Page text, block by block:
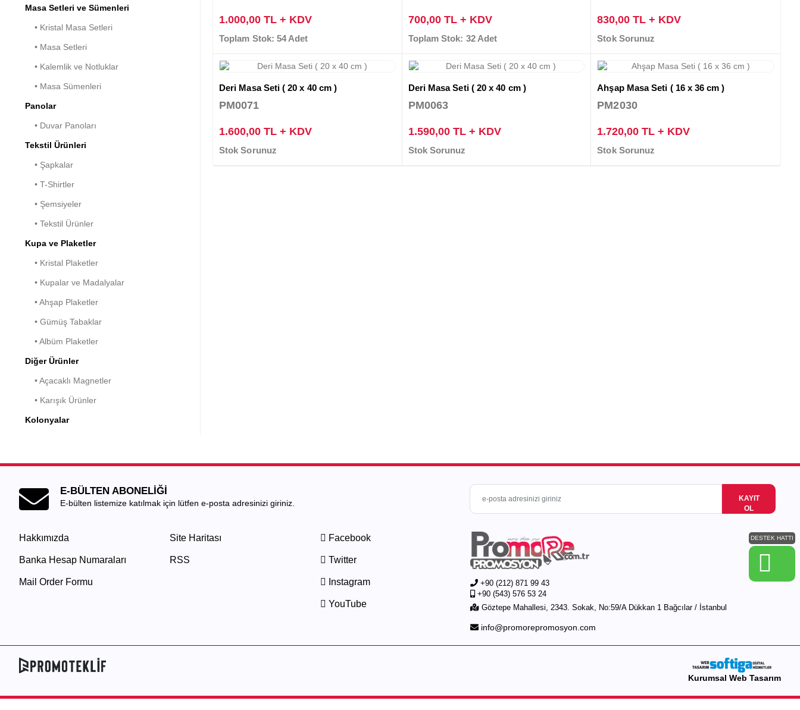
Masa Setleri ve Sümenleri
• Kristal Masa Setleri
• Masa Setleri
• Kalemlik ve Notluklar
• Masa Sümenleri
Panolar
• Duvar Panoları
Tekstil Ürünleri
• Şapkalar
• T-Shirtler
• Şemsiyeler
• Tekstil Ürünler
Kupa ve Plaketler
• Kristal Plaketler
• Kupalar ve Madalyalar
• Ahşap Plaketler
• Gümüş Tabaklar
• Albüm Plaketler
Diğer Ürünler
• Açacaklı Magnetler
• Karışık Ürünler
Kolonyalar
1.000,00 TL + KDV
Toplam Stok: 54 Adet
700,00 TL + KDV
Toplam Stok: 32 Adet
830,00 TL + KDV
Stok Sorunuz
Deri Masa Seti ( 20 x 40 cm )
PM0071
1.600,00 TL + KDV
Stok Sorunuz
Deri Masa Seti ( 20 x 40 cm )
PM0063
1.590,00 TL + KDV
Stok Sorunuz
Ahşap Masa Seti ( 16 x 36 cm )
PM2030
1.720,00 TL + KDV
Stok Sorunuz
DESTEK HATTI
E-BÜLTEN ABONELİĞİ
E-bülten listemize katılmak için lütfen e-posta adresinizi giriniz.
KAYIT
OL
Hakkımızda
Banka Hesap Numaraları
Mail Order Formu
Site Haritası
RSS
Facebook
Twitter
Instagram
YouTube
+90 (212) 871 99 43
+90 (543) 576 53 24
Göztepe Mahallesi, 2343. Sokak, No:59/A Dükkan 1 Bağcılar / İstanbul
info@promorepromosyon.com
Kurumsal Web Tasarım